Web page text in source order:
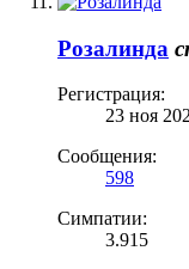
Розалинда
Регистрация:
23 ноя
Сообщения:
598
Симпатии:
3.915